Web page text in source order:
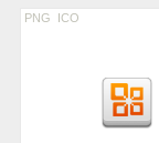
PNG ICO